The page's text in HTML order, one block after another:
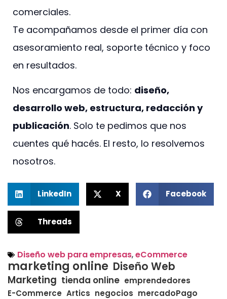
comerciales.
Te acompañamos desde el primer día con
asesoramiento real, soporte técnico y foco
en resultados.
Nos encargamos de todo: diseño,
desarrollo web, estructura, redacción y
publicación. Solo te pedimos que nos
cuentes qué hacés. El resto, lo resolvemos
nosotros.
LinkedIn X Facebook
Threads
Diseño web para empresas,eCommerce
marketing online Diseño Web
Marketing tienda online emprendedores
E-Commerce Artics negocios mercadoPago